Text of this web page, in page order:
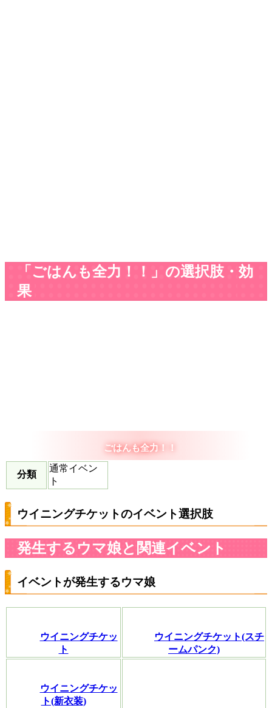
「ごはんも全力！！」の選択肢・効
果
ごはんも全力！！
分類
通常イベン
ト
ウイニングチケットのイベント選択肢
発生するウマ娘と関連イベント
イベントが発生するウマ娘
ウイニングチケッ
ト
ウイニングチケット(スチ
ームパンク)
ウイニングチケッ
ト(新衣装)